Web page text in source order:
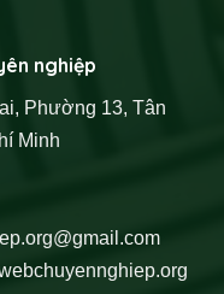
nghiệp
Phường 13, Tân
Minh